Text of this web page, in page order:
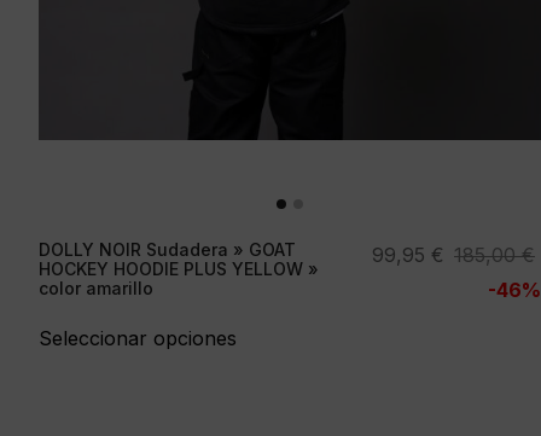
DOLLY NOIR Sudadera » GOAT
HOCKEY HOODIE PLUS YELLOW »
color amarillo
Seleccionar opciones
185,00€
El
99,95 €
El
-46%